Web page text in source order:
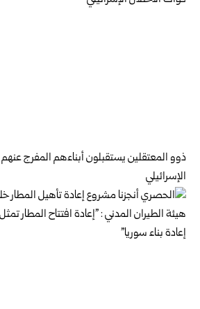
ذوو المعتقلين يستقبلون أبناءهم المفرج
الإسرائيلي